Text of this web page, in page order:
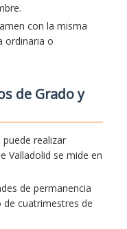
con la misma
ordinaria o
de Grado y
realizar
Valladolid se mide en
de permanencia
de cuatrimestres de